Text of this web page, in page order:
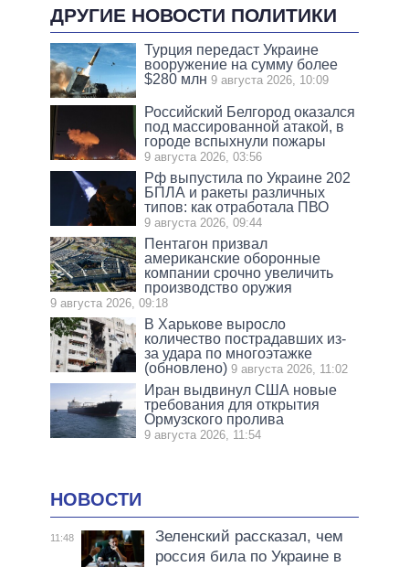
ДРУГИЕ НОВОСТИ ПОЛИТИКИ
Турция передаст Украине
вооружение на сумму более
$280 млн 9 августа 2026, 10:09
Российский Белгород оказался
под массированной атакой, в
городе вспыхнули пожары
9 августа 2026, 03:56
Рф выпустила по Украине 202
БПЛА и ракеты различных
типов: как отработала ПВО
9 августа 2026, 09:44
Пентагон призвал
американские оборонные
компании срочно увеличить
производство оружия
9 августа 2026, 09:18
В Харькове выросло
количество пострадавших из-
за удара по многоэтажке
(обновлено) 9 августа 2026, 11:02
Иран выдвинул США новые
требования для открытия
Ормузского пролива
9 августа 2026, 11:54
НОВОСТИ
11:48
Зеленский рассказал, чем
россия била по Украине в